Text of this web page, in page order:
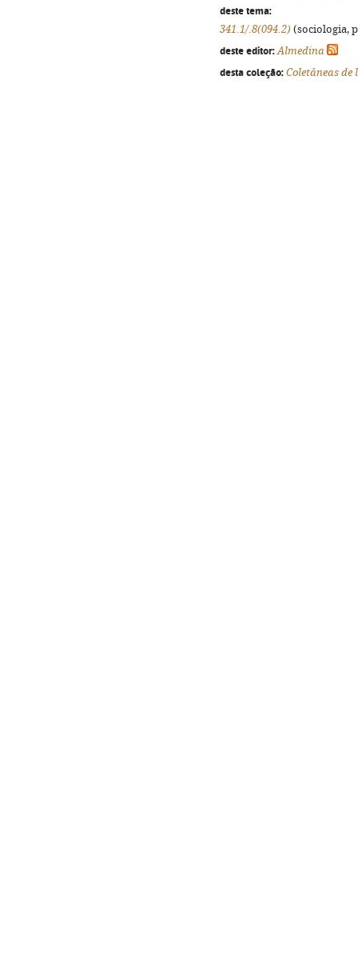
deste tema:
341.1/.8(094.2) (sociologia,
deste editor: Almedina
desta coleção: Coletâneas de